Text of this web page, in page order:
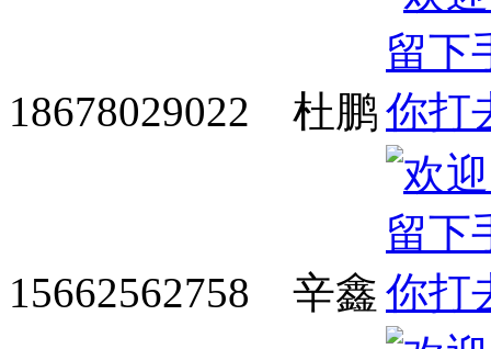
18678029022 杜鹏
15662562758 辛鑫